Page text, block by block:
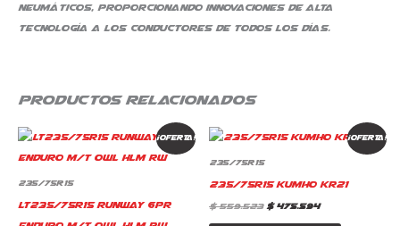
neumáticos, proporcionando innovaciones de alta
tecnología a los conductores de todos los días.
Productos relacionados
¡Oferta!
235/75R15
LT235/75R15 Runway 6Pr
El
original
$ 487.170.
El
actual
¡Oferta!
235/75R15
235/75R15 Kumho KR21
$559.523
El
$ 559.523.
$475.594
El
precio
$ 475.594.